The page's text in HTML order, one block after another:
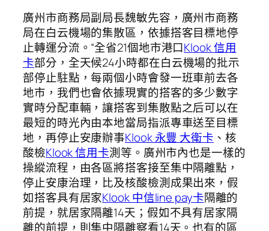
廣州市商務局副局長魏敏先容，廣州市商務
局在白云機場的集散區，依據搭客目標地停
止轉運分流。“全省21個地市港口Klook 信用
卡部分，全天候24小時都在白云機場的批示
部停止駐點，每兩個小時會發一班車前去各
地市，我們也會依據現實的搭客的多少數字
實時分配車輛，讓搭客到集散點之后可以在
最短的時光內由本地當局指派專車送至目標
地，再停止安康辦事Klook 永豐 大衛卡 、核
酸檢Klook 信用卡測等。廣州市內也是一樣的
操縱流程，由各區將搭客接至集中隔離點，
停止安康治理，比及核酸檢測成果出來，假
如搭客具有居家Klook 中信line pay卡隔離的
前提，就居家隔離14天；假如不具有居家隔
離的前提，則集中隔離察看14天。也有的區